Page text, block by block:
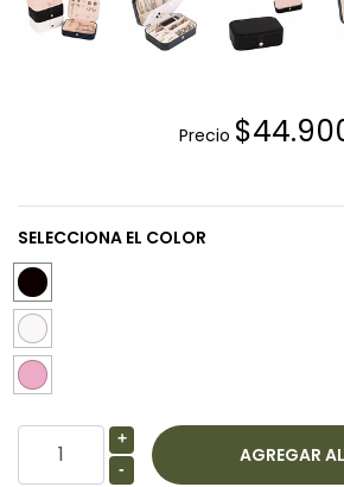
Precio
SELECCIONA EL COLOR
+
-